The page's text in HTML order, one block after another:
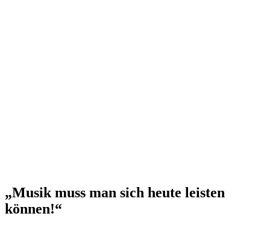
„Musik muss man sich heute leisten
können!“